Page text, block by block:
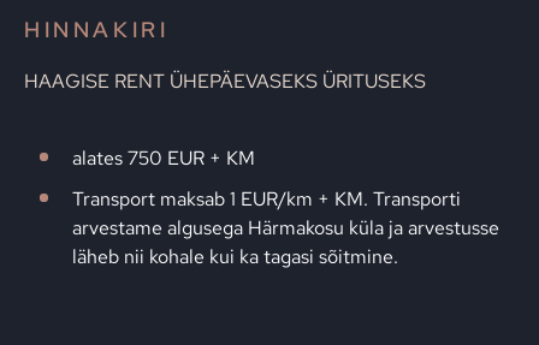
HINNAKIRI
HAAGISE RENT ÜHEPÄEVASEKS ÜRITUSEKS
alates 750 EUR + KM
Transport maksab 1 EUR/km + KM. Transporti
arvestame algusega Härmakosu küla ja arvestusse
läheb nii kohale kui ka tagasi sõitmine.